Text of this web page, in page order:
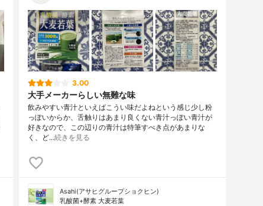
3.00
大手メーカーらしい無難な味
飲みやすい青汁といえばこうい味だよねという感じ少し粉
っぽいからか、舌触りはあまり良くない青汁っぽい青汁が
好きなので、この辺りの青汁は特筆すべき点があまりな
く、ど…続きを見る
Asahi(アサヒグループショクヒン)
乳酸菌+酵素 大麦若葉